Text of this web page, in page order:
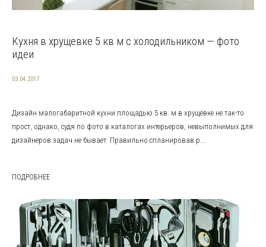
Кухня в хрущевке 5 кв м с холодильником — фото
идеи
03.04.2017
Дизайн малогабаритной кухни площадью 5 кв. м в хрущёвке не так-то
прост, однако, судя по фото в каталогах интерьеров, невыполнимых для
дизайнеров задач не бывает. Правильно спланировав р...
ПОДРОБНЕЕ